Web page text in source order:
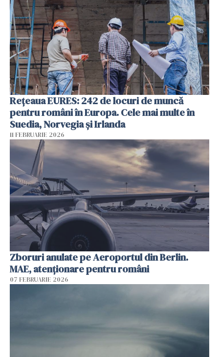
Rețeaua EURES: 242 de locuri de muncă
pentru români în Europa. Cele mai multe în
Suedia, Norvegia și Irlanda
11 FEBRUARIE 2026
Zboruri anulate pe Aeroportul din Berlin.
MAE, atenționare pentru români
07 FEBRUARIE 2026